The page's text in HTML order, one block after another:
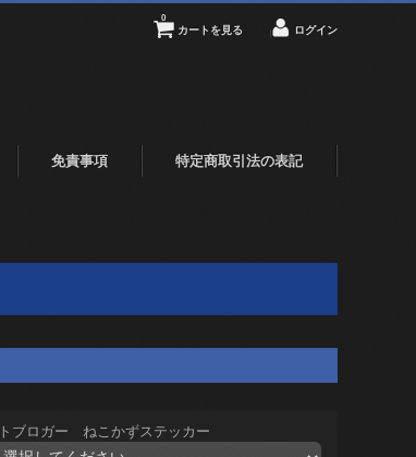
カートを見る
0
ログイン
免責事項 特定商取引法の表記
ブロガー ねこかずステッカー